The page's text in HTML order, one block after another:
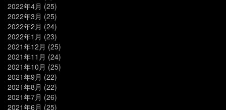
2022年4月 (25)
2022年3月 (25)
2022年2月 (24)
2022年1月 (23)
2021年12月 (25)
2021年11月 (24)
2021年10月 (25)
2021年9月 (22)
2021年8月 (22)
2021年7月 (26)
2021年6月 (25)